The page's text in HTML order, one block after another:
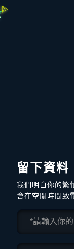
留下資料
我們明白你的繁
會在空閒時間致